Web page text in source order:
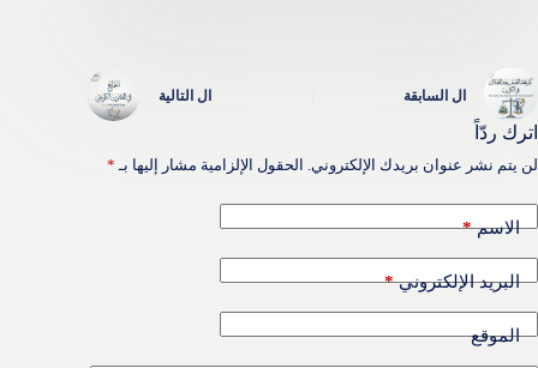
ال السابقة ال التالية
اترك ردّاً
لن يتم نشر عنوان بريدك الإلكتروني. الحقول الإلزامية مشار إليها بـ *
الاسم*
البريد الإلكتروني*
الموقع